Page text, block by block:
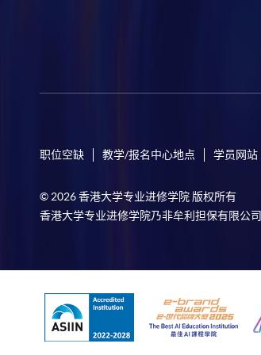
职位空缺 教学/报名中心地点 学员网站
© 2026 香港大学专业进修学院 版权所有
香港大学专业进修学院乃非牟利担保有限公司